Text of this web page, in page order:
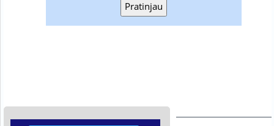
Pratinjau